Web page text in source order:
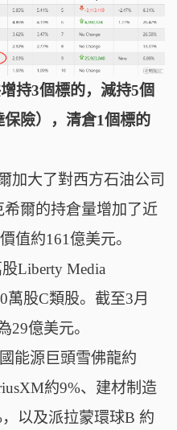
持3個標的，減持5個
險），清倉1個標的
加大了對西方石油公司
希爾的持倉量增加了近
值約161億美元。
Liberty Media
萬股C類股。截至3月
29億美元。
能源巨頭雪佛龍約
約9%、 建材制 造
以及派拉蒙環球B 約